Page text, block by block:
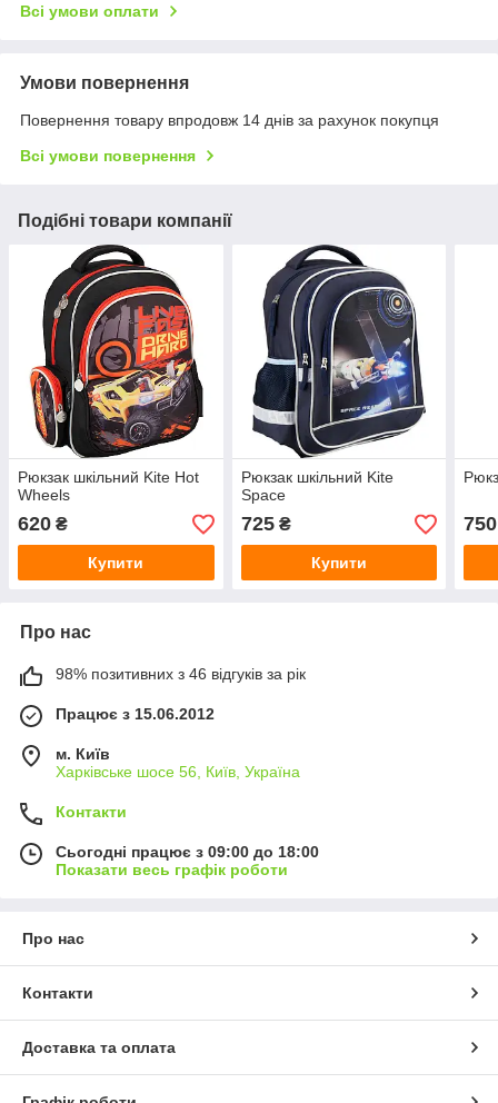
Всі умови оплати
Умови повернення
Повернення товару впродовж 14 днів за рахунок покупця
Всі умови повернення
Подібні товари компанії
Рюкзак шкільний Kite Hot
Wheels
620 ₴
Купити
Рюкзак шкільний Kite
Space
725₴
Купити
750
Про нас
98% позитивних з 46 відгуків за рік
Працює з 15.06.2012
м. Київ
Харківське шосе 56, Київ, Україна
Контакти
Сьогодні працює з 09:00 до 18:00
Показати весь графік роботи
Про нас
Контакти
Доставка та оплата